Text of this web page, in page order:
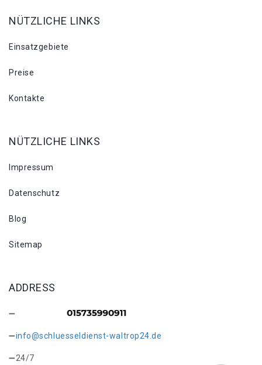
NÜTZLICHE LINKS
Einsatzgebiete
Preise
Kontakte
NÜTZLICHE LINKS
Impressum
Datenschutz
Blog
Sitemap
ADDRESS
info@schluesseldienst-waltrop24.de
24/7